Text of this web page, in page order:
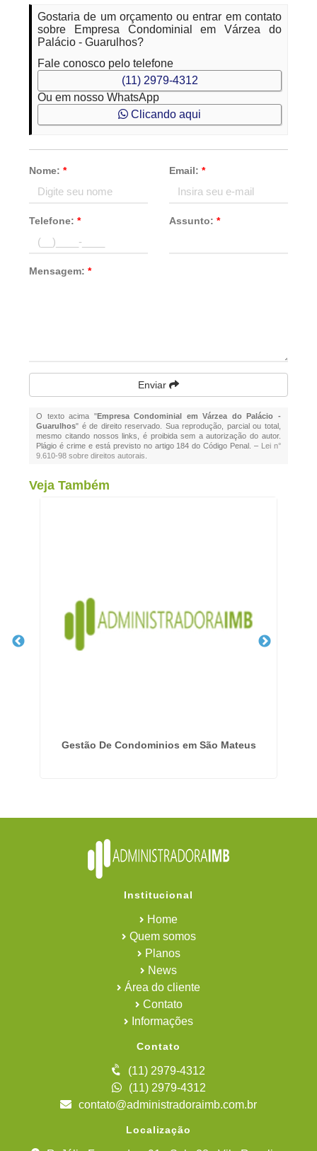
Gostaria de um orçamento ou entrar em contato
sobre Empresa Condominial em Várzea do
Palácio - Guarulhos?
Fale conosco pelo telefone
(11) 2979-4312
Ou em nosso WhatsApp
Clicando aqui
Nome:* Email: *
Telefone:* Assunto: *
Mensagem:*
Enviar
O texto acima "Empresa Condominial em Várzea do Palácio -
Guarulhos" é de direito reservado. Sua reprodução, parcial ou total,
mesmo citando nossos links, é proibida sem a autorização do autor.
Plágio é crime e está previsto no artigo 184 do Código Penal. – Lei n°
9.610-98 sobre direitos autorais
Veja Também
Gestão De Condominios em São Mateus
Institucional
Home
Quem somos
Planos
News
Área do cliente
Contato
Informações
Contato
(11) 2979-4312
(11) 2979-4312
contato@administradoraimb.com.br
Localização